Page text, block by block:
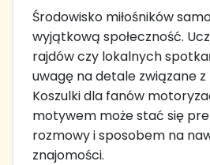
Środowisko miłośników
wyjątkową społeczność.
rajdów czy lokalnych
uwagę na detale związane
Koszulki dla fanów
motywem może stać się
rozmowy i sposobem na
znajomości.